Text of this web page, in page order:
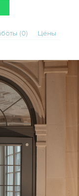
(0) Цены